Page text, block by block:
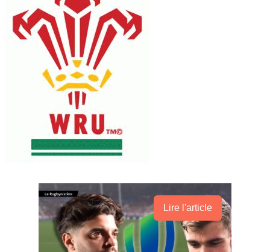
Lire l'article